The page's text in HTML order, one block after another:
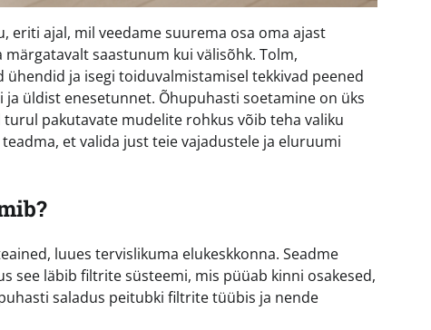
eriti ajal, mil veedame suurema osa oma ajast
saastunum kui välisõhk. Tolm,
ja isegi toiduvalmistamisel tekkivad peened
üldist enesetunnet. Õhupuhasti soetamine on üks
pakutavate mudelite rohkus võib teha valiku
et valida just teie vajadustele ja eluruumi
luues tervislikuma elukeskkonna. Seadme
läbib filtrite süsteemi, mis püüab kinni osakesed,
saladus peitubki filtrite tüübis ja nende